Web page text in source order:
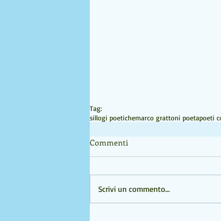
Tag:
sillogi poetichemarco grattoni poetapoeti
Commenti
Scrivi un commento...